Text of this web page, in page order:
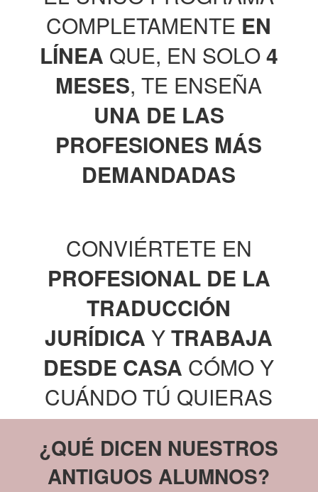
COMPLETAMENTE EN
LÍNEA QUE, EN SOLO4
MESES, TE ENSEÑA
UNA DE LAS
PROFESIONES MÁS
DEMANDADAS
CONVIÉRTETE EN
PROFESIONAL DE LA
TRADUCCIÓN
JURÍDICAYTRABAJA
DESDE CASA CÓMO Y
CUÁNDO TÚ QUIERAS
¿QUÉ DICEN NUESTROS
ANTIGUOS ALUMNOS?